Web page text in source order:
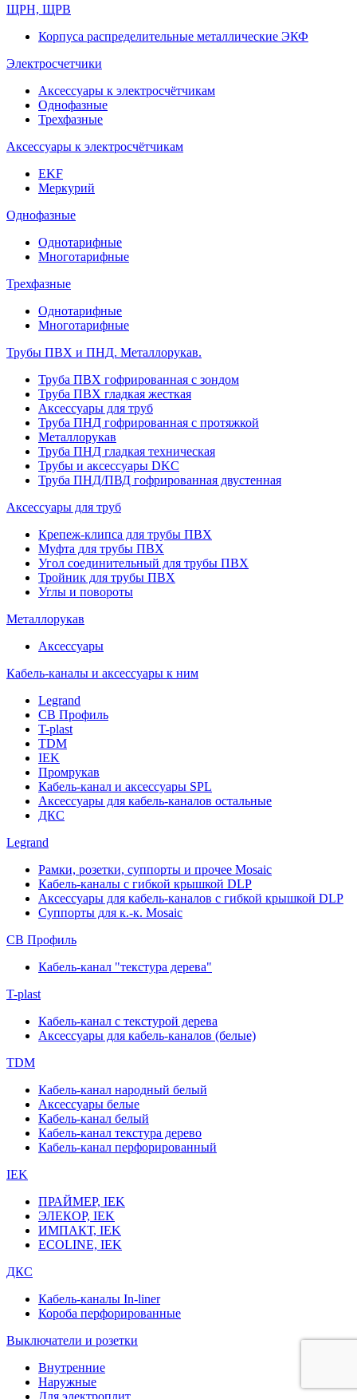
ЩРН, ЩРВ
Корпуса распределительные металлические ЭКФ
Электросчетчики
Аксессуары к электросчётчикам
Однофазные
Трехфазные
Аксессуары к электросчётчикам
EKF
Меркурий
Однофазные
Однотарифные
Многотарифные
Трехфазные
Однотарифные
Многотарифные
Трубы ПВХ и ПНД. Металлорукав.
Труба ПВХ гофрированная с зондом
Труба ПВХ гладкая жесткая
Аксессуары для труб
Труба ПНД гофрированная с протяжкой
Металлорукав
Труба ПНД гладкая техническая
Трубы и аксессуары DKC
Труба ПНД/ПВД гофрированная двустенная
Аксессуары для труб
Крепеж-клипса для трубы ПВХ
Муфта для трубы ПВХ
Угол соединительный для трубы ПВХ
Тройник для трубы ПВХ
Углы и повороты
Металлорукав
Аксессуары
Кабель-каналы и аксессуары к ним
Legrand
СВ Профиль
T-plast
TDM
IEK
Промрукав
Кабель-канал и аксессуары SPL
Аксессуары для кабель-каналов остальные
ДКС
Legrand
Рамки, розетки, суппорты и прочее Mosaic
Кабель-каналы с гибкой крышкой DLP
Аксессуары для кабель-каналов с гибкой крышкой DLP
Суппорты для к.-к. Mosaic
СВ Профиль
Кабель-канал "текстура дерева"
T-plast
Кабель-канал с текстурой дерева
Аксессуары для кабель-каналов (белые)
TDM
Кабель-канал народный белый
Аксессуары белые
Кабель-канал белый
Кабель-канал текстура дерево
Кабель-канал перфорированный
IEK
ПРАЙМЕР, IEK
ЭЛЕКОР, IEK
ИМПАКТ, IEK
ECOLINE, IEK
ДКС
Кабель-каналы In-liner
Короба перфорированные
Выключатели и розетки
Внутренние
Наружные
Для электроплит